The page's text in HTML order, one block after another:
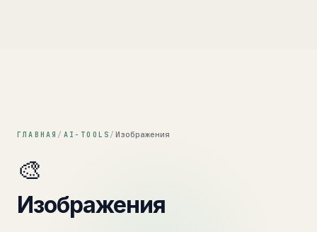
ГЛАВНАЯ / AI-TOOLS /Изображения
🎨
Изображения